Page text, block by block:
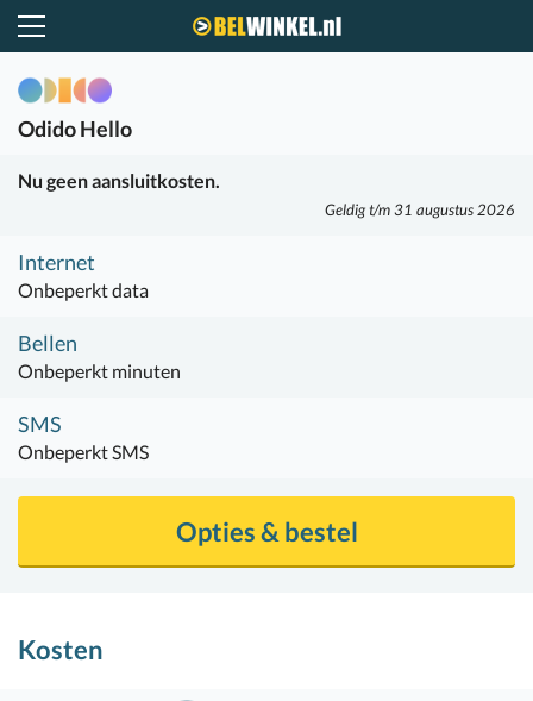
OdidoHello
Nu geen aansluitkosten.
Geldig t/m 31 augustus 2026
Internet
Onbeperkt data
Bellen
Onbeperkt minuten
SMS
Onbeperkt SMS
Opties & bestel
Kosten